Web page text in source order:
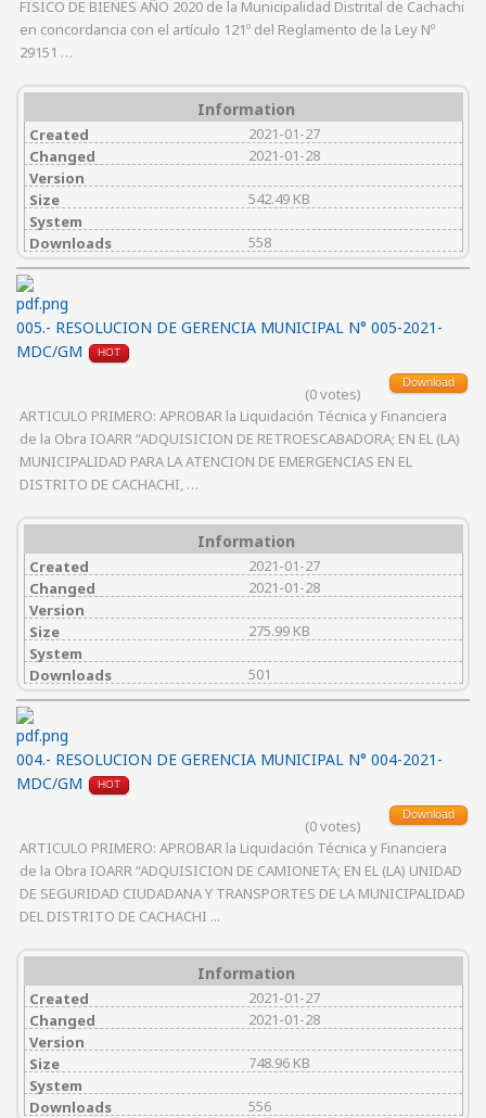
FISICO DE BIENES AÑO 2020 de la Municipalidad Distrital de Cachachi
en concordancia con el artículo 121º del Reglamento de la Ley Nº
29151 …
Information
Created
2021-01-27
Changed
2021-01-28
Version
Size
542.49 KB
System
Downloads
558
005.- RESOLUCION DE GERENCIA MUNICIPAL N° 005-2021-
MDC/GM
HOT
Download
(0 votes)
ARTICULO PRIMERO: APROBAR la Liquidación Técnica y Financiera
de la Obra IOARR “ADQUISICION DE RETROESCABADORA; EN EL (LA)
MUNICIPALIDAD PARA LA ATENCION DE EMERGENCIAS EN EL
DISTRITO DE CACHACHI, …
Information
Created
2021-01-27
Changed
2021-01-28
Version
Size
275.99 KB
System
Downloads
501
004.- RESOLUCION DE GERENCIA MUNICIPAL N° 004-2021-
MDC/GM
HOT
Download
(0 votes)
ARTICULO PRIMERO: APROBAR la Liquidación Técnica y Financiera
de la Obra IOARR “ADQUISICION DE CAMIONETA; EN EL (LA) UNIDAD
DE SEGURIDAD CIUDADANA Y TRANSPORTES DE LA MUNICIPALIDAD
DEL DISTRITO DE CACHACHI ...
Information
Created
2021-01-27
Changed
2021-01-28
Version
Size
748.96 KB
System
Downloads
556